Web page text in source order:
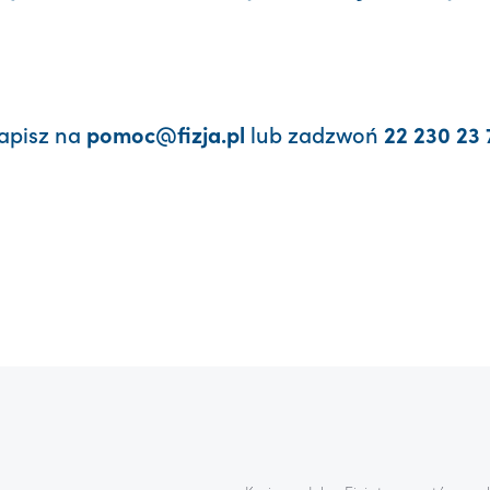
na pomoc@fizja.pl lub zadzwoń 22 230 23